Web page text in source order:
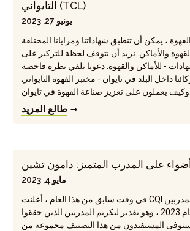
التايواني (TCL)
يونيو 27, 2023
، يمكن أن تنطبق شهاداتنا ومزايانا المختلفة
والأماكن. نريد أن نتوقف لحظة للتركيز على
- للأماكن والقهوة. دعونا نلقي نظرة فاحصة
داخل البلد في تايوان - مختبر القهوة التايواني
طالع المزيد
مايو 4, 2023
في وقت سابق من هذا العام ، أعلنت CQI عن الفائزين بالمدربين
المتميزين لعام 2023 ، وهو تقدير لتكريم المدربين الذين حققوا
المستفيدون من هذا التصنيف مجموعة من